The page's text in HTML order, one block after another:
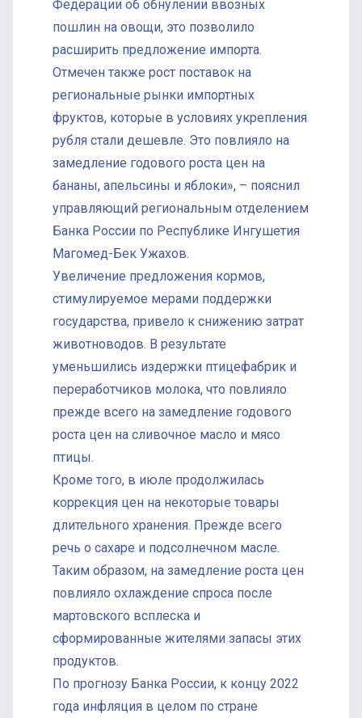
Федерации об обнулении ввозных
пошлин на овощи, это позволило
расширить предложение импорта.
Отмечен также рост поставок на
региональные рынки импортных
фруктов, которые в условиях укрепления
рубля стали дешевле. Это повлияло на
замедление годового роста цен на
бананы, апельсины и яблоки», – пояснил
управляющий региональным отделением
Банка России по Республике Ингушетия
Магомед-Бек Ужахов.
Увеличение предложения кормов,
стимулируемое мерами поддержки
государства, привело к снижению затрат
животноводов. В результате
уменьшились издержки птицефабрик и
переработчиков молока, что повлияло
прежде всего на замедление годового
роста цен на сливочное масло и мясо
птицы.
Кроме того, в июле продолжилась
коррекция цен на некоторые товары
длительного хранения. Прежде всего
речь о сахаре и подсолнечном масле.
Таким образом, на замедление роста цен
повлияло охлаждение спроса после
мартовского всплеска и
сформированные жителями запасы этих
продуктов.
По прогнозу Банка России, к концу 2022
года инфляция в целом по стране